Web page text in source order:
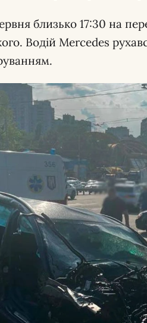
близько 17:30 на
Водій Mercedes